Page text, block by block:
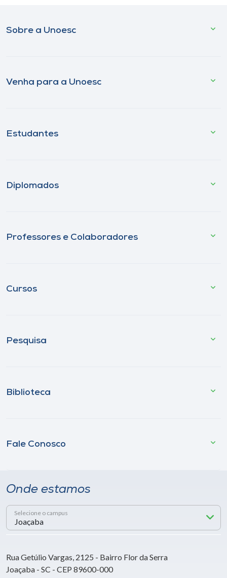
Sobre a Unoesc
Venha para a Unoesc
Estudantes
Diplomados
Professores e Colaboradores
Cursos
Pesquisa
Biblioteca
Fale Conosco
Onde estamos
Selecione o campus
Rua Getúlio Vargas, 2125 - Bairro Flor da Serra
Joaçaba - SC - CEP 89600-000